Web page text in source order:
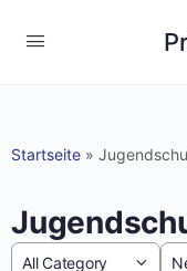
Startseite »